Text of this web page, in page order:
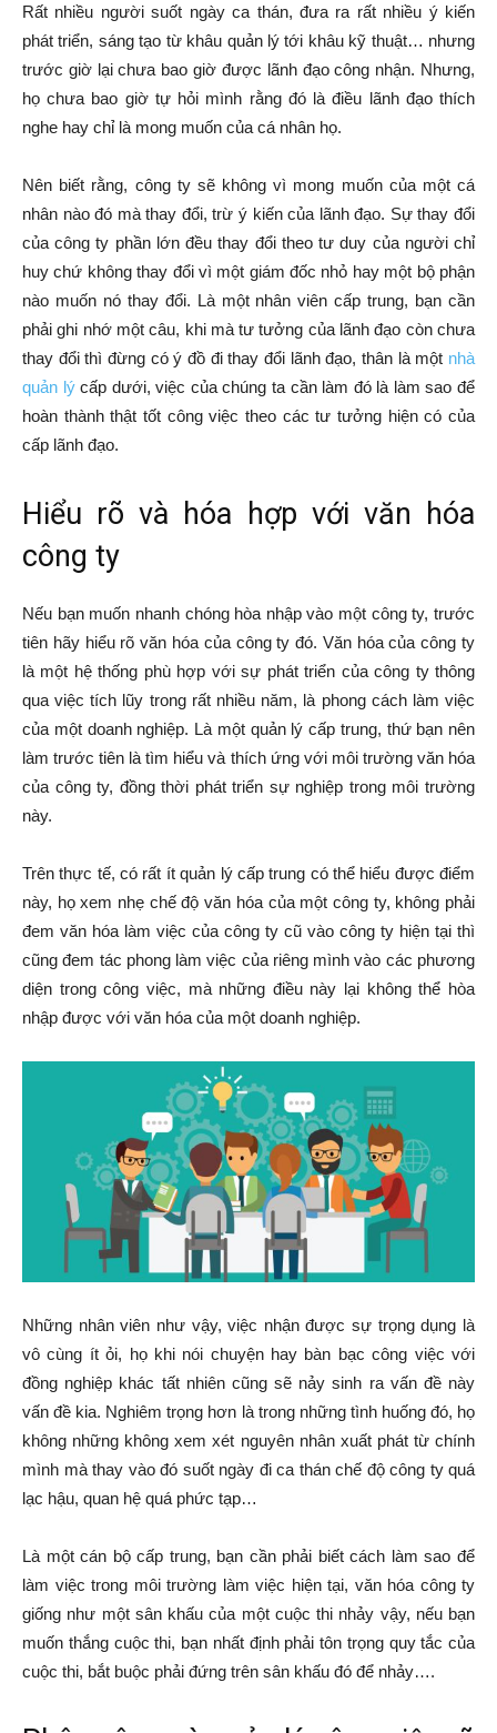
Rất nhiều người suốt ngày ca thán, đưa ra rất nhiều ý kiến
phát triển, sáng tạo từ khâu quản lý tới khâu kỹ thuật… nhưng
trước giờ lại chưa bao giờ được lãnh đạo công nhận. Nhưng,
họ chưa bao giờ tự hỏi mình rằng đó là điều lãnh đạo thích
nghe hay chỉ là mong muốn của cá nhân họ.
Nên biết rằng, công ty sẽ không vì mong muốn của một cá
nhân nào đó mà thay đổi, trừ ý kiến của lãnh đạo. Sự thay đổi
của công ty phần lớn đều thay đổi theo tư duy của người chỉ
huy chứ không thay đổi vì một giám đốc nhỏ hay một bộ phận
nào muốn nó thay đổi. Là một nhân viên cấp trung, bạn cần
phải ghi nhớ một câu, khi mà tư tưởng của lãnh đạo còn chưa
thay đổi thì đừng có ý đồ đi thay đổi lãnh đạo, thân là một nhà
quản lýcấp dưới, việc của chúng ta cần làm đó là làm sao để
hoàn thành thật tốt công việc theo các tư tưởng hiện có của
cấp lãnh đạo.
Hiểu rõ và hóa hợp với văn hóa
công ty
Nếu bạn muốn nhanh chóng hòa nhập vào một công ty, trước
tiên hãy hiểu rõ văn hóa của công ty đó. Văn hóa của công ty
là một hệ thống phù hợp với sự phát triển của công ty thông
qua việc tích lũy trong rất nhiều năm, là phong cách làm việc
của một doanh nghiệp. Là một quản lý cấp trung, thứ bạn nên
làm trước tiên là tìm hiểu và thích ứng với môi trường văn hóa
của công ty, đồng thời phát triển sự nghiệp trong môi trường
này.
Trên thực tế, có rất ít quản lý cấp trung có thể hiểu được điểm
này, họ xem nhẹ chế độ văn hóa của một công ty, không phải
đem văn hóa làm việc của công ty cũ vào công ty hiện tại thì
cũng đem tác phong làm việc của riêng mình vào các phương
diện trong công việc, mà những điều này lại không thể hòa
nhập được với văn hóa của một doanh nghiệp.
Những nhân viên như vậy, việc nhận được sự trọng dụng là
vô cùng ít ỏi, họ khi nói chuyện hay bàn bạc công việc với
đồng nghiệp khác tất nhiên cũng sẽ nảy sinh ra vấn đề này
vấn đề kia. Nghiêm trọng hơn là trong những tình huống đó, họ
không những không xem xét nguyên nhân xuất phát từ chính
mình mà thay vào đó suốt ngày đi ca thán chế độ công ty quá
lạc hậu, quan hệ quá phức tạp…
Là một cán bộ cấp trung, bạn cần phải biết cách làm sao để
làm việc trong môi trường làm việc hiện tại, văn hóa công ty
giống như một sân khấu của một cuộc thi nhảy vậy, nếu bạn
muốn thắng cuộc thi, bạn nhất định phải tôn trọng quy tắc của
cuộc thi, bắt buộc phải đứng trên sân khấu đó để nhảy….